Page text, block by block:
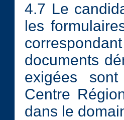
4.7 Le
les
documents
exigées
Centre
dans le